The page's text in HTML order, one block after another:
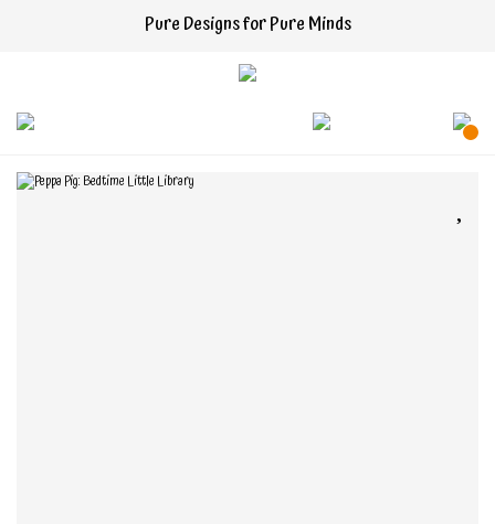
Pure Designs for Pure Minds